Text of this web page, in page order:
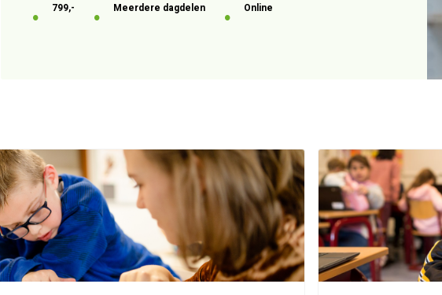
799,- Meerdere dagdelen Online